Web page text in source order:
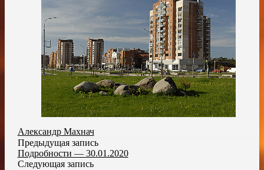
Александр Махнач
Предыдущая запись
Подробности — 30.01.2020
Следующая запись